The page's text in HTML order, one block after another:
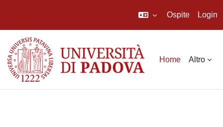
Ospite Login
Home Altro